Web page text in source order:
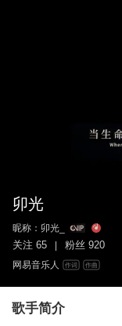
卯光
昵称： 卯光_
关注 65 粉丝 920
网易音乐人 作词 作曲
歌手简介